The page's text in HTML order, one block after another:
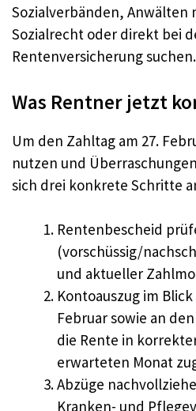
Sozialverbänden, Anwälten
Sozialrecht oder direkt bei
Rentenversicherung suchen.
Was Rentner jetzt
Um den Zahltag am 27.
nutzen und
sich drei konkrete Schritte
Rentenbescheid
(vorschüssig/
und aktueller
Kontoauszug im
Februar sowie an
die Rente in
erwarteten Monat
Abzüge
Kranken- und